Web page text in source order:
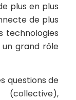
plus en plus
de plus
technologies
grand rôle
questions de
(collective),